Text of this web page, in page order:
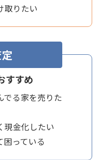
取りたい
すすめ
現金化したい
困っている